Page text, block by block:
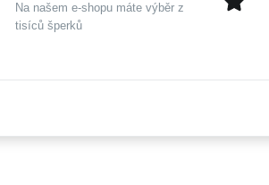
Na našem e-shopu máte výběr z
tisíců šperků